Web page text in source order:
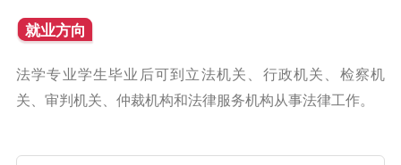
就业方向
法学专业学生毕业后可到立法机关、行政机关、检察机
关、审判机关、仲裁机构和法律服务机构从事法律工作。